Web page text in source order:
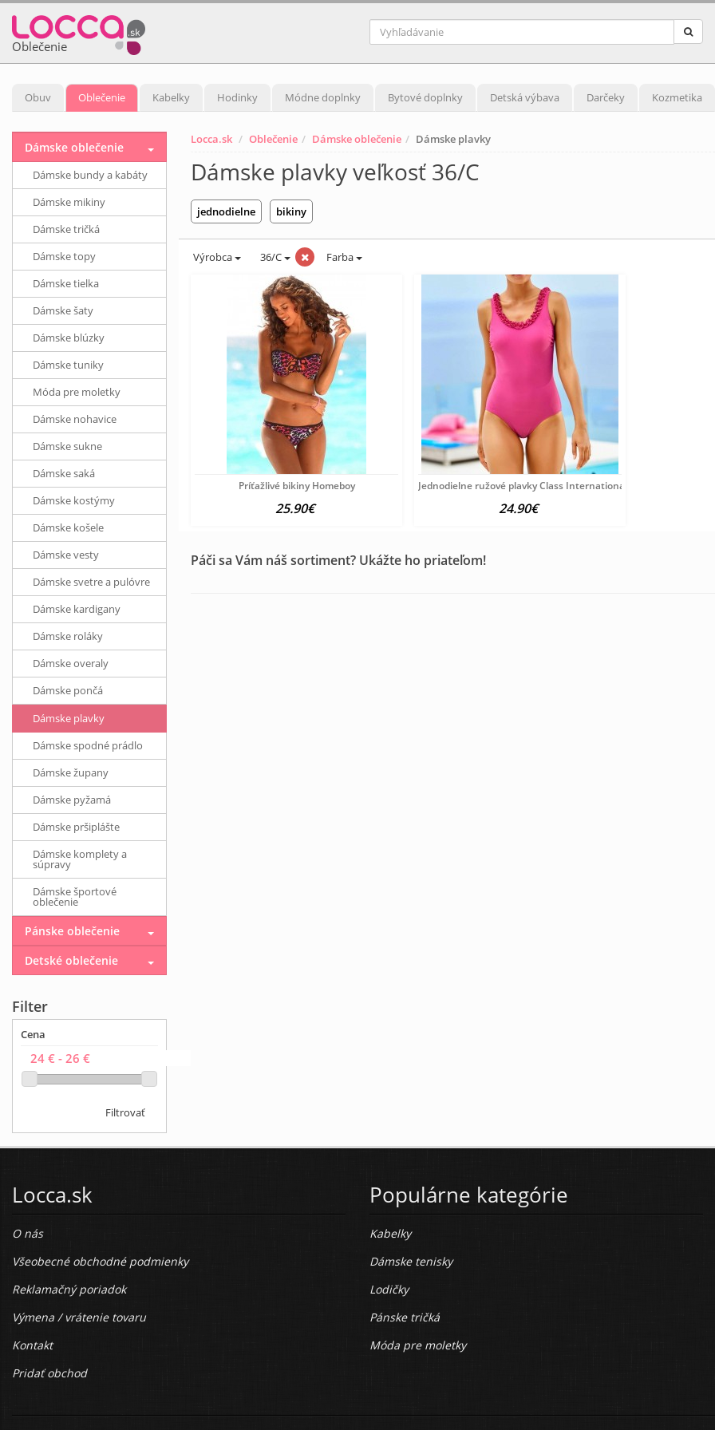
Oblečenie
Obuv Oblečenie Kabelky Hodinky Módne doplnky Bytové doplnky Detská výbava Darčeky Kozmetika
Locca.sk Oblečenie Dámske oblečenie Dámske plavky
Dámske plavky veľkosť 36/C
jednodielne bikiny
Výrobca 36/C Farba
Príťažlivé bikiny Homeboy
25.90€
Jednodielne ružové plavky Class International
24.90€
Páči sa Vám náš sortiment? Ukážte ho priateľom!
Dámske oblečenie
Dámske bundy a kabáty
Dámske mikiny
Dámske tričká
Dámske topy
Dámske tielka
Dámske šaty
Dámske blúzky
Dámske tuniky
Móda pre moletky
Dámske nohavice
Dámske sukne
Dámske saká
Dámske kostýmy
Dámske košele
Dámske vesty
Dámske svetre a pulóvre
Dámske kardigany
Dámske roláky
Dámske overaly
Dámske pončá
Dámske plavky
Dámske spodné prádlo
Dámske župany
Dámske pyžamá
Dámske pršiplášte
Dámske komplety a
súpravy
Dámske športové
oblečenie
Pánske oblečenie
Detské oblečenie
Filter
Cena
Filtrovať
Locca.sk
O nás
Všeobecné obchodné podmienky
Reklamačný poriadok
Výmena / vrátenie tovaru
Kontakt
Pridať obchod
Populárne kategórie
Kabelky
Dámske tenisky
Lodičky
Pánske tričká
Móda pre moletky